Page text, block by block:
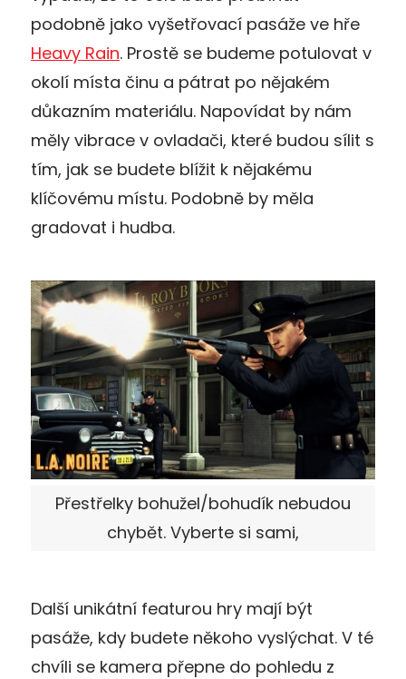
podobně jako vyšetřovací pasáže ve hře
Heavy Rain. Prostě se budeme potulovat v
okolí místa činu a pátrat po nějakém
důkazním materiálu. Napovídat by nám
měly vibrace v ovladači, které budou sílit s
tím, jak se budete blížit k nějakému
klíčovému místu. Podobně by měla
gradovat i hudba.
Přestřelky bohužel/bohudík nebudou
chybět. Vyberte si sami,
Další unikátní featurou hry mají být
pasáže, kdy budete někoho vyslýchat. V té
chvíli se kamera přepne do pohledu z